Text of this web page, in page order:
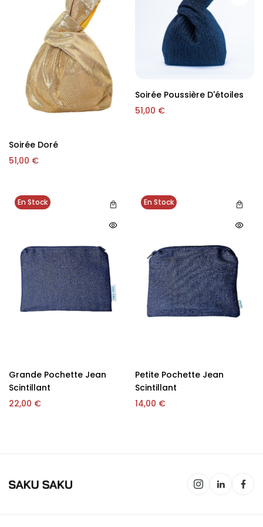
Soirée Doré
51,00 €
Soirée Poussière D'étoiles
51,00 €
En Stock
Grande Pochette Jean
Scintillant
22,00 €
En Stock
Petite Pochette Jean
Scintillant
14,00 €